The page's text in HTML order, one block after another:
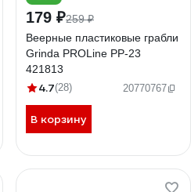
179 ₽259 ₽
Веерные пластиковые грабли
Grinda PROLine PP-23
421813
4.7(28) 20770767
В корзину